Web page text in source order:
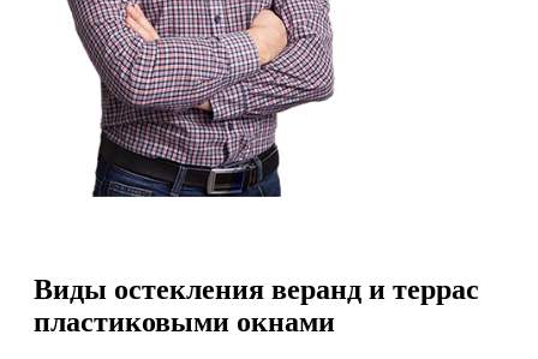
Виды остекления веранд и террас
пластиковыми окнами